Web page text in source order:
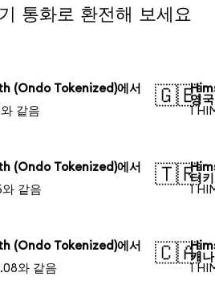
화로 환전해 보세요
(Ondo Tokenized)에서
같음
🇬🇧
영
1
(Ondo Tokenized)에서
와 같음
🇹🇷
터
1
(Ondo Tokenized)에서
와 같음
🇨🇦
캐
1